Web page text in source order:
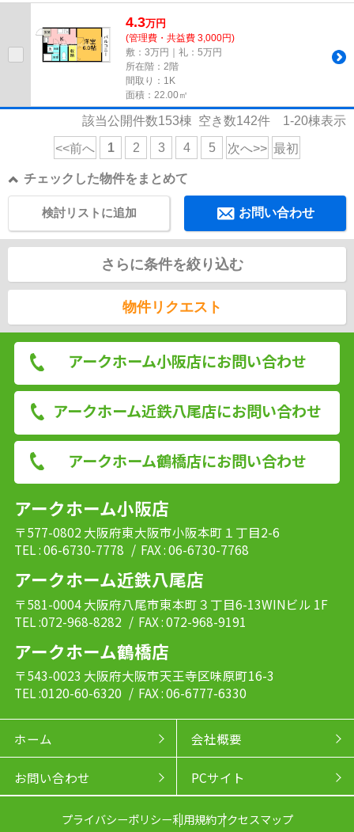
件から、100mで駐車場です。...
4.3万円
(管理費・共益費 3,000円)
敷：3万円｜礼：5万円
所在階：2階
間取り：1K
面積：22.00㎡
該当公開件数153棟 空き数142件 1-20棟表示
<<前へ 1 2 3 4 5 次へ>> 最初
チェックした物件をまとめて
お問い合わせ
検討リストに追加
さらに条件を絞り込む
物件リクエスト
アークホーム小阪店にお問い合わせ
アークホーム近鉄八尾店にお問い合わせ
アークホーム鶴橋店にお問い合わせ
アークホーム小阪店
〒577-0802 大阪府東大阪市小阪本町１丁目2-6
TEL : 06-6730-7778 / FAX : 06-6730-7768
アークホーム近鉄八尾店
〒581-0004 大阪府八尾市東本町３丁目6-13WINビル 1F
TEL :072-968-8282 / FAX : 072-968-9191
アークホーム鶴橋店
〒543-0023 大阪府大阪市天王寺区味原町16-3
TEL :0120-60-6320 / FAX : 06-6777-6330
ホーム 会社概要
お問い合わせ PCサイト
プライバシーポリシー利用規約アクセスマップ